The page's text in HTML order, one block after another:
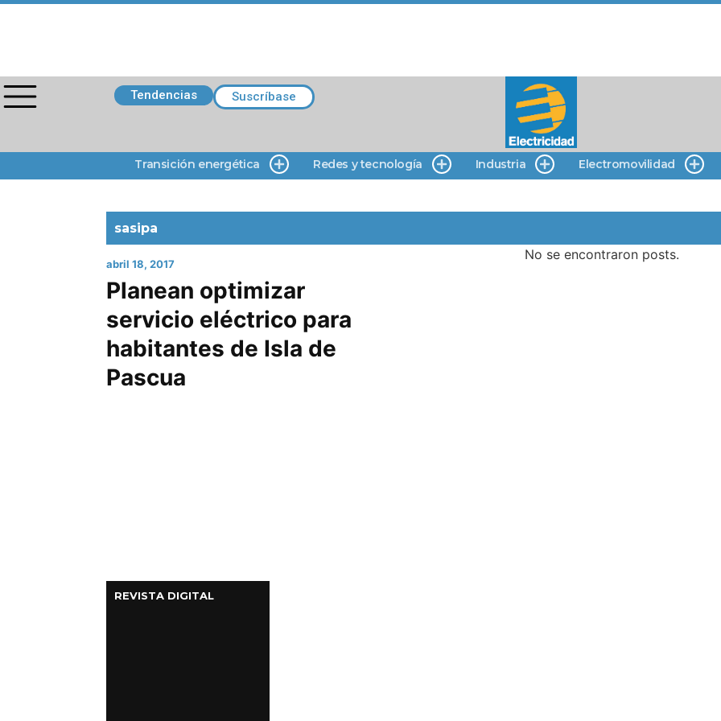
Tendencias Suscríbase
Transición energética Redes y tecnología Industria Electromovilidad
sasipa
abril 18, 2017
Planean optimizar
servicio eléctrico para
habitantes de Isla de
Pascua
No se encontraron posts.
REVISTA DIGITAL